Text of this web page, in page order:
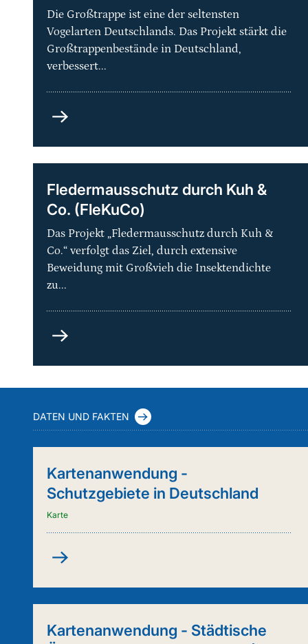
Die Großtrappe ist eine der seltensten
Vogelarten Deutschlands. Das Projekt stärkt die
Großtrappenbestände in Deutschland,
verbessert...
Artenhilfsprogramm
–
Schutz
Metapopulation
und
ihrer
Lebensräume
in
Deutschland
Fledermausschutz durch Kuh &
Co. (FleKuCo)
Das Projekt „Fledermausschutz durch Kuh &
Co.“ verfolgt das Ziel, durch extensive
Beweidung mit Großvieh die Insektendichte
zu...
Fledermausschutz
Kuh
(FleKuCo)
DATEN UND FAKTEN
Kartenanwendung -
Schutzgebiete in Deutschland
Karte
Kartenanwendung
Schutzgebiete
in
Kartenanwendung - Städtische